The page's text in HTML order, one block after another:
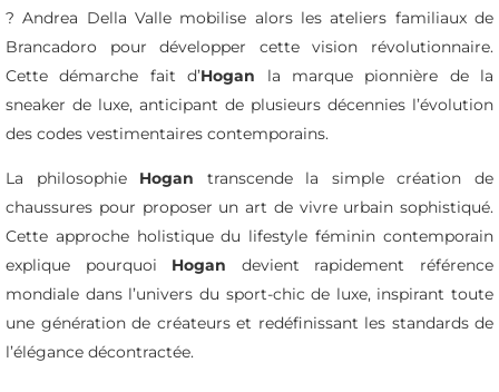
? Andrea Della Valle mobilise alors les ateliers familiaux de
Brancadoro pour développer cette vision révolutionnaire.
Cette démarche fait d’Hogan la marque pionnière de la
sneaker de luxe, anticipant de plusieurs décennies l’évolution
des codes vestimentaires contemporains.
La philosophie Hogan transcende la simple création de
chaussures pour proposer un art de vivre urbain sophistiqué.
Cette approche holistique du lifestyle féminin contemporain
explique pourquoi Hogan devient rapidement référence
mondiale dans l’univers du sport-chic de luxe, inspirant toute
une génération de créateurs et redéfinissant les standards de
l’élégance décontractée.